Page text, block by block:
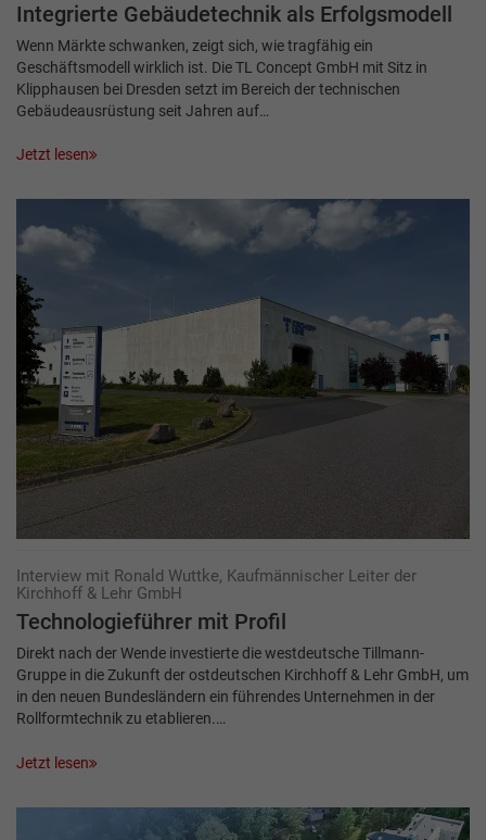
Integrierte Gebäudetechnik als Erfolgsmodell
Wenn Märkte schwanken, zeigt sich, wie tragfähig ein
Geschäftsmodell wirklich ist. Die TL Concept GmbH mit Sitz in
Klipphausen bei Dresden setzt im Bereich der technischen
Gebäudeausrüstung seit Jahren auf…
Jetzt lesen
Interview mit Ronald Wuttke, Kaufmännischer Leiter der
Kirchhoff & Lehr GmbH
Technologieführer mit Profil
Direkt nach der Wende investierte die westdeutsche Tillmann-
Gruppe in die Zukunft der ostdeutschen Kirchhoff & Lehr GmbH, um
in den neuen Bundesländern ein führendes Unternehmen in der
Rollformtechnik zu etablieren.…
Jetzt lesen